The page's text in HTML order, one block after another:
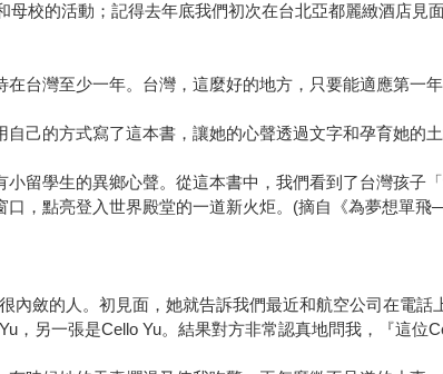
校的活動；記得去年底我們初次在台北亞都麗緻酒店見
台灣至少一年。台灣，這麼好的地方，只要能適應第一年
己的方式寫了這本書，讓她的心聲透過文字和孕育她的土
留學生的異鄉心聲。從這本書中，我們看到了台灣孩子
，點亮登入世界殿堂的一道新火炬。(摘自《為夢想單
內斂的人。初見面，她就告訴我們最近和航空公司在電
另一張是Cello Yu。結果對方非常認真地問我，『這位